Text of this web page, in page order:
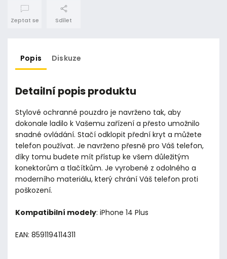
Zeptat se Sdílet
Popis Diskuze
Detailní popis produktu
Stylové ochranné pouzdro je navrženo tak, aby
dokonale ladilo k Vašemu zařízení a přesto umožnilo
snadné ovládání. Stačí odklopit přední kryt a můžete
telefon používat. Je navrženo přesně pro Váš telefon,
díky tomu budete mít přístup ke všem důležitým
konektorům a tlačítkům. Je vyrobené z odolného a
moderního materiálu, který chrání Váš telefon proti
poškození.
Kompatibilní modely: iPhone 14 Plus
EAN: 8591194114311